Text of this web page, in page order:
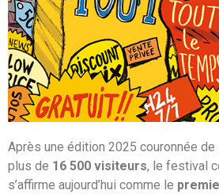
Après une édition 2025 couronnée de
plus de 16 500 visiteurs, le festival
s’affirme aujourd’hui comme le